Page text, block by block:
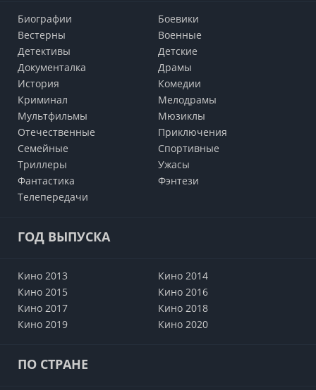
Биографии
Боевики
Вестерны
Военные
Детективы
Детские
Документалка
Драмы
История
Комедии
Криминал
Мелодрамы
Мультфильмы
Мюзиклы
Отечественные
Приключения
Семейные
Cпортивные
Триллеры
Ужасы
Фантастика
Фэнтези
Телепередачи
ГОД ВЫПУСКА
Кино 2013
Кино 2014
Кино 2015
Кино 2016
Кино 2017
Кино 2018
Кино 2019
Кино 2020
ПО СТРАНЕ